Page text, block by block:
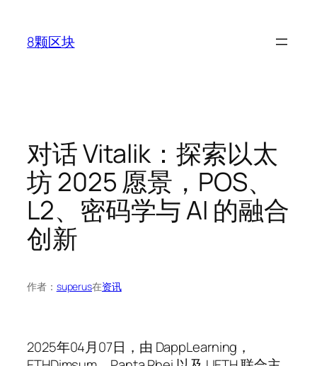
8颗区块
对话 Vitalik：探索以太
坊 2025 愿景，POS、
L2、密码学与 AI 的融合
创新
作者： superus在资讯
2025年04月07日，由 DappLearning，